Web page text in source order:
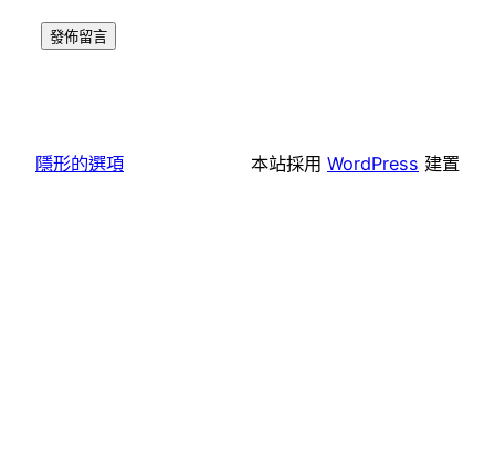
隱形的選項 本站採用 WordPress 建置